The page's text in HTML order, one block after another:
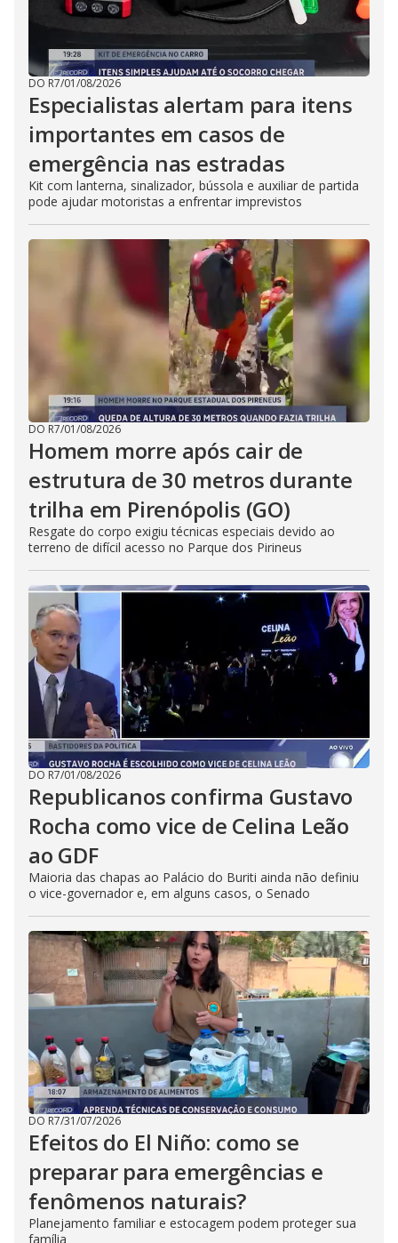
DO R7/01/08/2026
Especialistas alertam para itens
importantes em casos de
emergência nas estradas
Kit com lanterna, sinalizador, bússola e auxiliar de partida
pode ajudar motoristas a enfrentar imprevistos
DO R7/01/08/2026
Homem morre após cair de
estrutura de 30 metros durante
trilha em Pirenópolis (GO)
Resgate do corpo exigiu técnicas especiais devido ao
terreno de difícil acesso no Parque dos Pirineus
DO R7/01/08/2026
Republicanos confirma Gustavo
Rocha como vice de Celina Leão
ao GDF
Maioria das chapas ao Palácio do Buriti ainda não definiu
o vice-governador e, em alguns casos, o Senado
DO R7/31/07/2026
Efeitos do El Niño: como se
preparar para emergências e
fenômenos naturais?
Planejamento familiar e estocagem podem proteger sua
família